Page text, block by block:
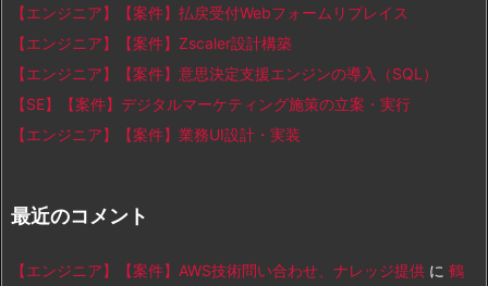
【エンジニア】【案件】払戻受付Webフォームリプレイス
【エンジニア】【案件】Zscaler設計構築
【エンジニア】【案件】意思決定支援エンジンの導入（SQL）
【SE】【案件】デジタルマーケティング施策の立案・実行
【エンジニア】【案件】業務UI設計・実装
最近のコメント
【エンジニア】【案件】AWS技術問い合わせ、ナレッジ提供 に 鶴